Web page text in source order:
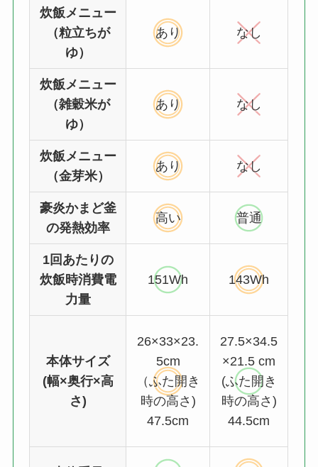
炊飯メニュー
（粒立ちが
ゆ）
あり なし
炊飯メニュー
（雑穀米が
ゆ）
あり なし
炊飯メニュー
（金芽米）
あり なし
豪炎かまど釜
の発熱効率
高い 普通
1回あたりの
炊飯時消費電
力量
151Wh 143Wh
本体サイズ
(幅×奥行×高
さ)
26×33×23.
5cm
（ふた開き
時の高さ)
47.5cm
27.5×34.5
×21.5 cm
(ふた開き
時の高さ)
44.5cm